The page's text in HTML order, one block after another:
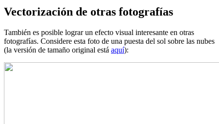
Vectorización de otras fotografías
También es posible lograr un efecto visual interesante en otras
fotografías. Considere esta foto de una puesta del sol sobre las nubes
(la versión de tamaño original está aquí):